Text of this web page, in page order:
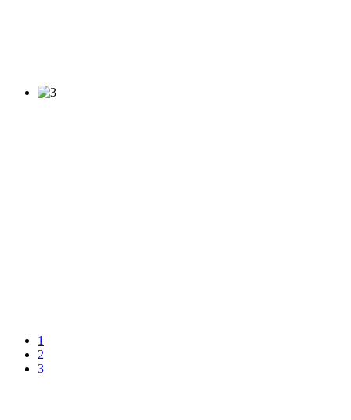
1
2
3